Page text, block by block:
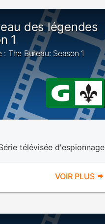
des légendes
1
The Bureau: Season 1
télévisée d'espionnage
VOIR PLUS